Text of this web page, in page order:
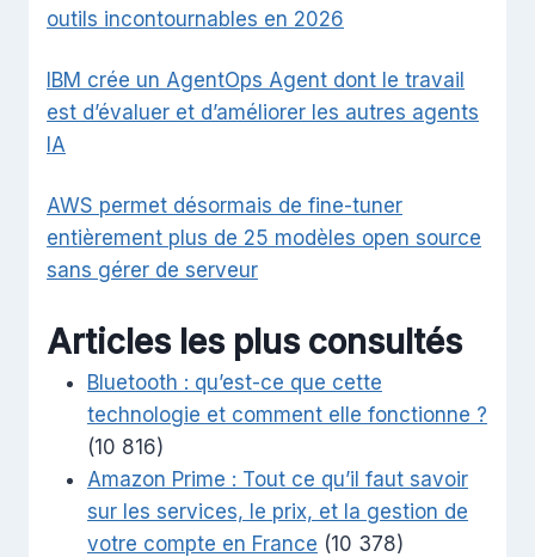
outils incontournables en 2026
IBM crée un AgentOps Agent dont le travail
est d’évaluer et d’améliorer les autres agents
IA
AWS permet désormais de fine-tuner
entièrement plus de 25 modèles open source
sans gérer de serveur
Articles les plus consultés
Bluetooth : qu’est-ce que cette
technologie et comment elle fonctionne ?
(10 816)
Amazon Prime : Tout ce qu’il faut savoir
sur les services, le prix, et la gestion de
votre compte en France (10 378)